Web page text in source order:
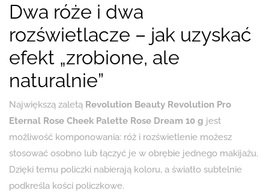
Dwa róże i dwa
rozświetlacze – jak uzyskać
efekt „zrobione, ale
naturalnie”
Największą zaletą Revolution Beauty Revolution Pro
Eternal Rose Cheek Palette Rose Dream 10 g jest
możliwość komponowania: róż i rozświetlenie możesz
stosować osobno lub łączyć je w obrębie jednego makijażu.
Dzięki temu policzki nabierają koloru, a światło subtelnie
podkreśla kości policzkowe.